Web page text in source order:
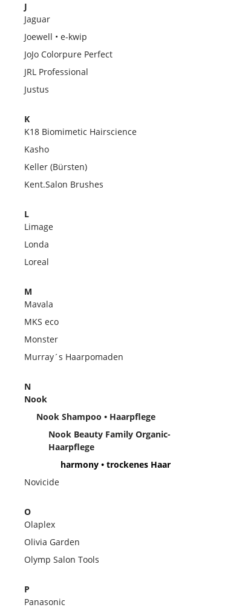
J
Jaguar
Joewell • e-kwip
JoJo Colorpure Perfect
JRL Professional
Justus
K
K18 Biomimetic Hairscience
Kasho
Keller (Bürsten)
Kent.Salon Brushes
L
Limage
Londa
Loreal
M
Mavala
MKS eco
Monster
Murray´s Haarpomaden
N
Nook
Nook Shampoo • Haarpflege
Nook Beauty Family Organic-
Haarpflege
harmony • trockenes Haar
Novicide
O
Olaplex
Olivia Garden
Olymp Salon Tools
P
Panasonic